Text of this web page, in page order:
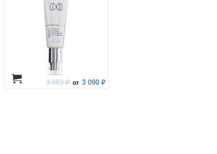
3 863 ₽ от 3 090 ₽